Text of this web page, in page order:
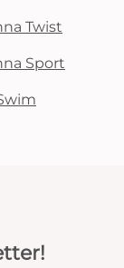
Twist
Sport